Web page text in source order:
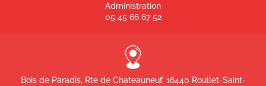
Administration
05 45 66 67 52
Bois de Paradis, Rte de Chateauneuf, 16440 Roullet-Saint-